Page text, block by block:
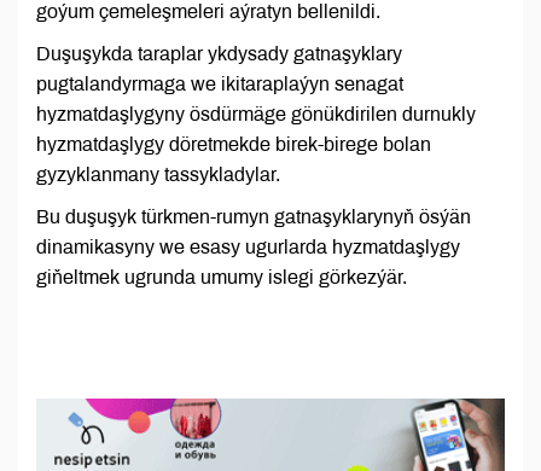
goýum çemeleşmeleri aýratyn bellenildi.
Duşuşykda taraplar ykdysady gatnaşyklary
pugtalandyrmaga we ikitaraplaýyn senagat
hyzmatdaşlygyny ösdürmäge gönükdirilen durnukly
hyzmatdaşlygy döretmekde birek-birege bolan
gyzyklanmany tassykladylar.
Bu duşuşyk türkmen-rumyn gatnaşyklarynyň ösýän
dinamikasyny we esasy ugurlarda hyzmatdaşlygy
giňeltmek ugrunda umumy islegi görkezýär.